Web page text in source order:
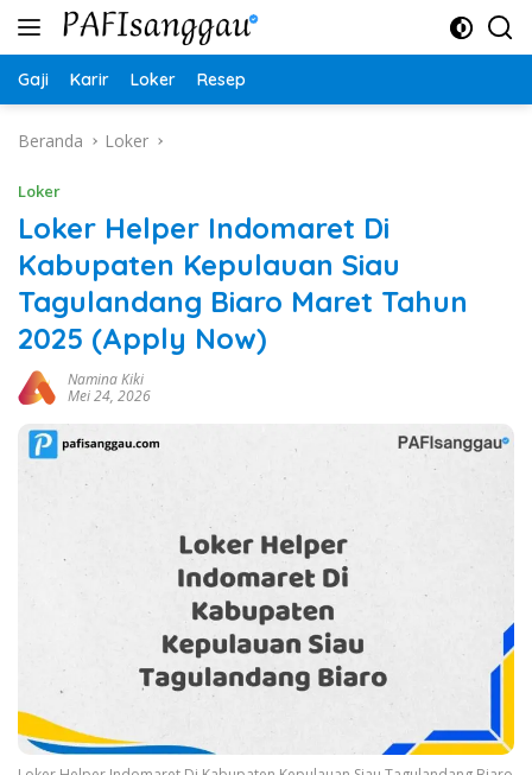
Langsung
Gaji Karir Loker Resep
Beranda Loker
Loker
Loker Helper Indomaret Di
Kabupaten Kepulauan Siau
Tagulandang Biaro Maret Tahun
2025 (Apply Now)
Namina Kiki
Mei 24, 2026